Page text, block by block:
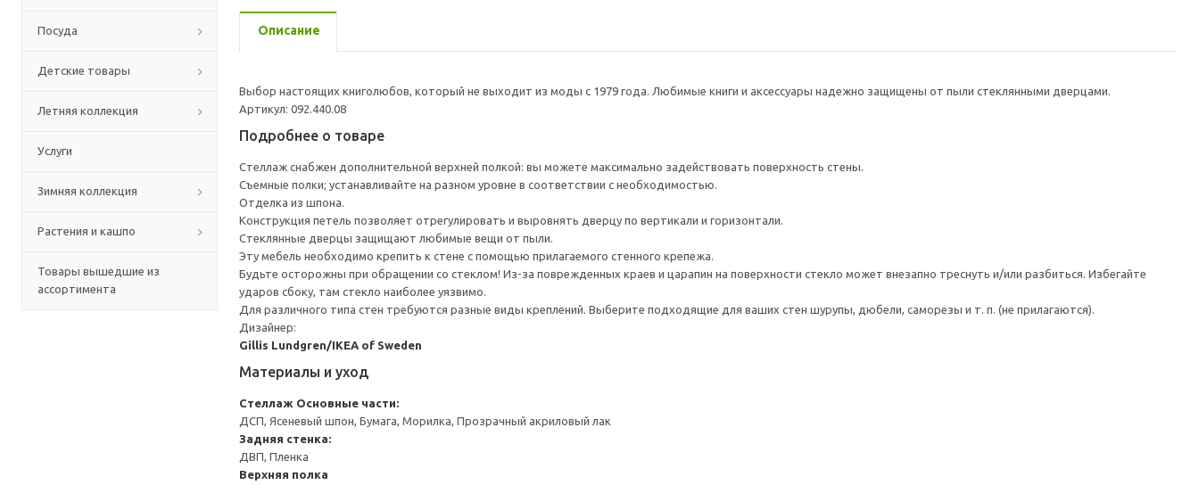
Посуда
Детские товары
Летняя коллекция
Услуги
Зимняя коллекция
Растения и кашпо
Товары вышедшие из
ассортимента
Описание
Выбор настоящих книголюбов, который не выходит из моды с 1979 года. Любимые книги и аксессуары надежно защищены от пыли стеклянными дверцами.
Артикул: 092.440.08
Подробнее о товаре
Стеллаж снабжен дополнительной верхней полкой: вы можете максимально задействовать поверхность стены.
Съемные полки; устанавливайте на разном уровне в соответствии с необходимостью.
Отделка из шпона.
Конструкция петель позволяет отрегулировать и выровнять дверцу по вертикали и горизонтали.
Стеклянные дверцы защищают любимые вещи от пыли.
Эту мебель необходимо крепить к стене с помощью прилагаемого стенного крепежа.
Будьте осторожны при обращении со стеклом! Из-за поврежденных краев и царапин на поверхности стекло может внезапно треснуть и/или разбиться. Избегайте
ударов сбоку, там стекло наиболее уязвимо.
Для различного типа стен требуются разные виды креплений. Выберите подходящие для ваших стен шурупы, дюбели, саморезы и т. п. (не прилагаются).
Дизайнер:
Gillis Lundgren/IKEA of Sweden
Материалы и уход
Стеллаж Основные части:
ДСП, Ясеневый шпон, Бумага, Морилка, Прозрачный акриловый лак
Задняя стенка:
ДВП, Пленка
Верхняя полка